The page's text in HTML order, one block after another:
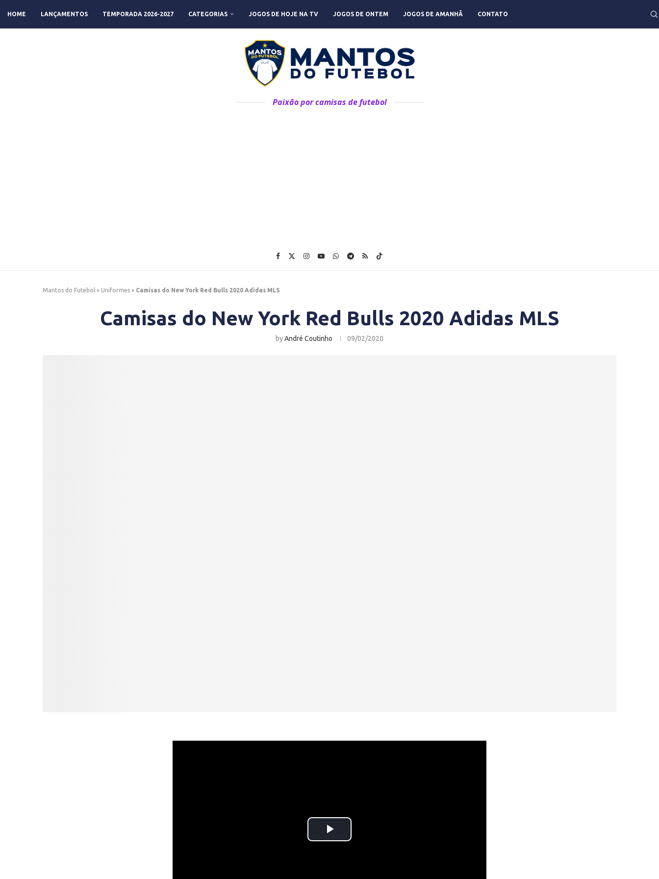
HOME LANÇAMENTOS TEMPORADA 2026-2027 CATEGORIAS JOGOS DE HOJE NA TV JOGOS DE ONTEM JOGOS DE AMANHÃ CONTATO
Paixão por camisas de futebol
Mantos do Futebol » Uniformes » Camisas do New York Red Bulls 2020 Adidas MLS
Camisas do New York Red Bulls 2020 Adidas MLS
byAndré Coutinho 09/02/2020